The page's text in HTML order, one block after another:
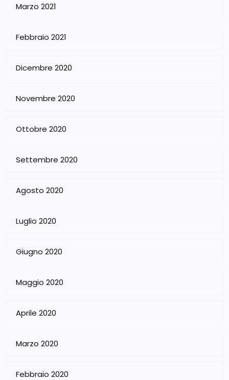
Marzo 2021
Febbraio 2021
Dicembre 2020
Novembre 2020
Ottobre 2020
Settembre 2020
Agosto 2020
Luglio 2020
Giugno 2020
Maggio 2020
Aprile 2020
Marzo 2020
Febbraio 2020